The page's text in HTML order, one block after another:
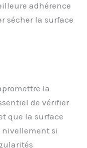
adhérence
sécher la surface
la
de vérifier
que la surface
nivellement si